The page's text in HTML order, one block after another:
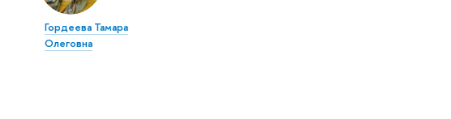
Гордеева Тамара
Олеговна